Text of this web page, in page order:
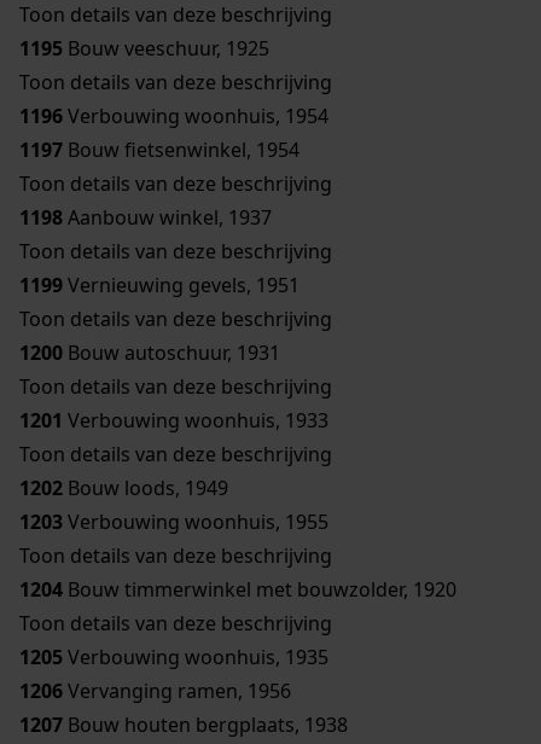
Toon details van deze beschrijving
1195 Bouw veeschuur, 1925
Toon details van deze beschrijving
1196Verbouwing woonhuis, 1954
1197 Bouw fietsenwinkel, 1954
Toon details van deze beschrijving
1198Aanbouw winkel, 1937
Toon details van deze beschrijving
1199Vernieuwing gevels, 1951
Toon details van deze beschrijving
1200 Bouw autoschuur, 1931
Toon details van deze beschrijving
1201 Verbouwing woonhuis, 1933
Toon details van deze beschrijving
1202 Bouw loods, 1949
1203Verbouwing woonhuis, 1955
Toon details van deze beschrijving
1204 Bouw timmerwinkel met bouwzolder, 1920
Toon details van deze beschrijving
1205Verbouwing woonhuis, 1935
1206Vervanging ramen, 1956
1207 Bouw houten bergplaats, 1938